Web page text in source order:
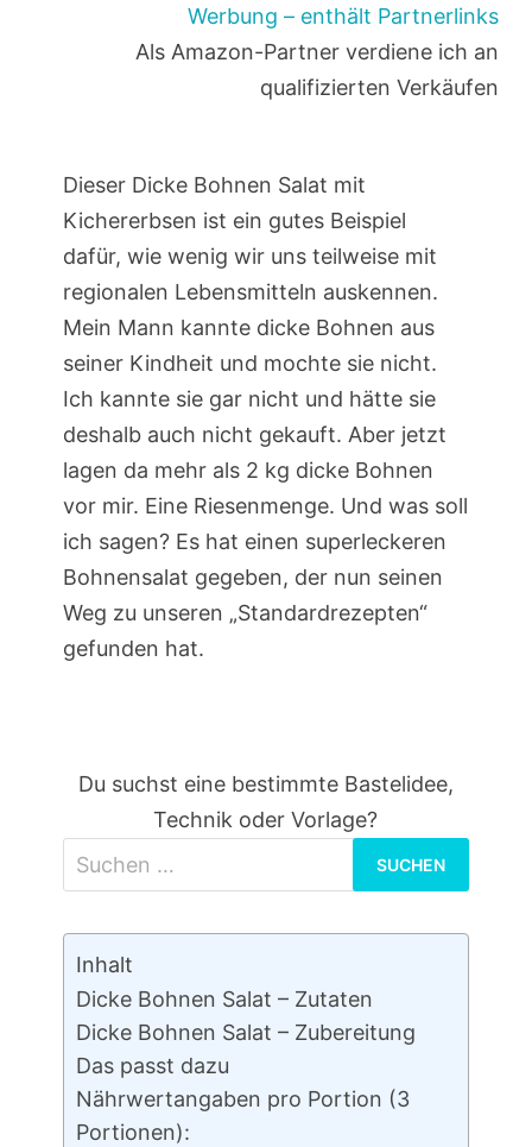
Werbung – enthält Partnerlinks
Als Amazon-Partner verdiene ich an
qualifizierten Verkäufen
Dieser Dicke Bohnen Salat mit
Kichererbsen ist ein gutes Beispiel
dafür, wie wenig wir uns teilweise mit
regionalen Lebensmitteln auskennen.
Mein Mann kannte dicke Bohnen aus
seiner Kindheit und mochte sie nicht.
Ich kannte sie gar nicht und hätte sie
deshalb auch nicht gekauft. Aber jetzt
lagen da mehr als 2 kg dicke Bohnen
vor mir. Eine Riesenmenge. Und was soll
ich sagen? Es hat einen superleckeren
Bohnensalat gegeben, der nun seinen
Weg zu unseren „Standardrezepten“
gefunden hat.
Du suchst eine bestimmte Bastelidee,
Technik oder Vorlage?
nach:
Inhalt
Dicke Bohnen Salat – Zutaten
Dicke Bohnen Salat – Zubereitung
Das passt dazu
Nährwertangaben pro Portion (3
Portionen):